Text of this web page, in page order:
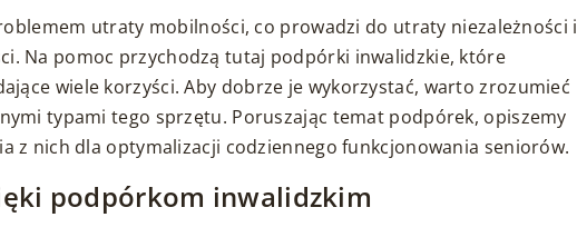
utraty mobilności, co prowadzi do utraty niezależności i
Na pomoc przychodzą tutaj podpórki inwalidzkie, które
wiele korzyści. Aby dobrze je wykorzystać, warto zrozumieć
typami tego sprzętu. Poruszając temat podpórek, opiszemy
z nich dla optymalizacji codziennego funkcjonowania seniorów.
podpórkom inwalidzkim